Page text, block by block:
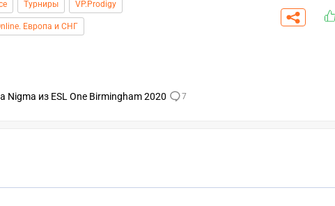
Турниры VP.Prodigy
Европа и СНГ
Nigma из ESL One Birmingham 2020 7